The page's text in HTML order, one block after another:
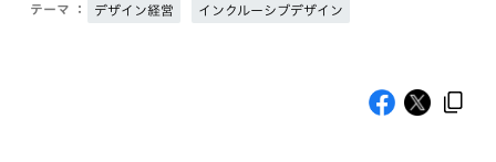
テーマ ： デザイン経営 インクルーシブデザイン